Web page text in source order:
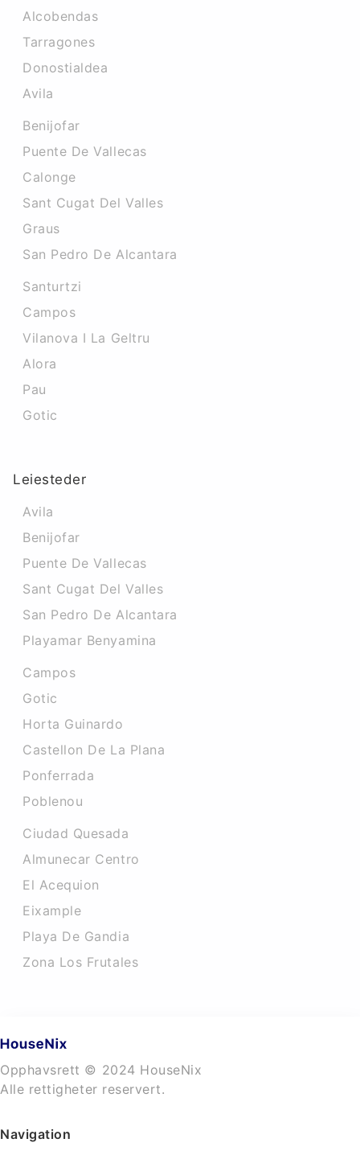
Alcobendas
Tarragones
Donostialdea
Avila
Benijofar
Puente De Vallecas
Calonge
Sant Cugat Del Valles
Graus
San Pedro De Alcantara
Santurtzi
Campos
Vilanova I La Geltru
Alora
Pau
Gotic
Leiesteder
Avila
Benijofar
Puente De Vallecas
Sant Cugat Del Valles
San Pedro De Alcantara
Playamar Benyamina
Campos
Gotic
Horta Guinardo
Castellon De La Plana
Ponferrada
Poblenou
Ciudad Quesada
Almunecar Centro
El Acequion
Eixample
Playa De Gandia
Zona Los Frutales
Opphavsrett © 2024 HouseNix
Alle rettigheter reservert.
Navigation